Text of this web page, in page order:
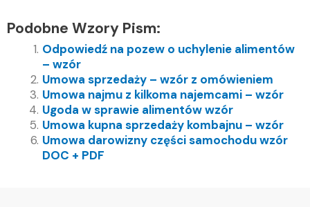
Podobne Wzory Pism:
Odpowiedź na pozew o uchylenie alimentów
– wzór
Umowa sprzedaży – wzór z omówieniem
Umowa najmu z kilkoma najemcami – wzór
Ugoda w sprawie alimentów wzór
Umowa kupna sprzedaży kombajnu – wzór
Umowa darowizny części samochodu wzór
DOC + PDF